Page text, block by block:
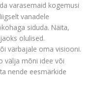
varasemaid kogemusi
vanadele
siduda. Näita,
olulised.
värbajale oma visiooni.
välja mõni idee või
nende eesmärkide